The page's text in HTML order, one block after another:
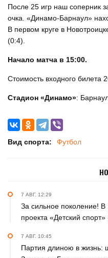
После 25 игр наш соперник
очка. «Динамо-Барнаул»
В первом круге в
(0:4).
Начало матча в 15:00.
Стоимость входного билета
Стадион «Динамо»:
Вид спорта: Футбол
7 АВГ. 12:29
За сильное поколение!
проекта «Детский
7 АВГ. 10:45
Партия длиною в жизнь: